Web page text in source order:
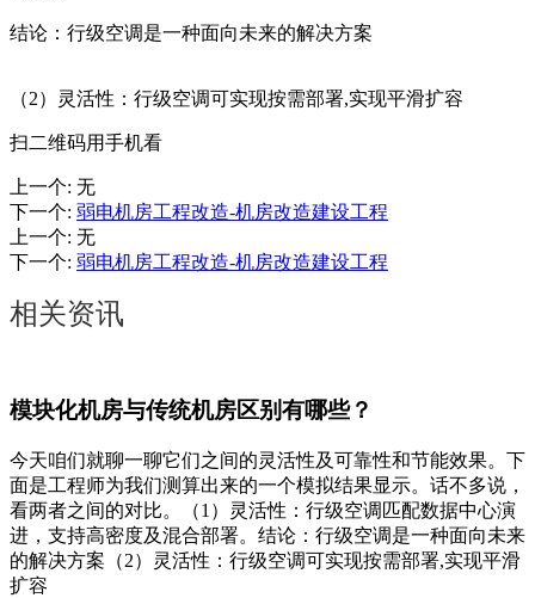
结论：行级空调是一种面向未来的解决方案
（2）灵活性：行级空调可实现按需部署,实现平滑扩容
扫二维码用手机看
上一个: 无
下一个: 弱电机房工程改造-机房改造建设工程
上一个: 无
下一个: 弱电机房工程改造-机房改造建设工程
相关资讯
模块化机房与传统机房区别有哪些？
今天咱们就聊一聊它们之间的灵活性及可靠性和节能效果。下
面是工程师为我们测算出来的一个模拟结果显示。话不多说，
看两者之间的对比。（1）灵活性：行级空调匹配数据中心演
进，支持高密度及混合部署。结论：行级空调是一种面向未来
的解决方案（2）灵活性：行级空调可实现按需部署,实现平滑
扩容